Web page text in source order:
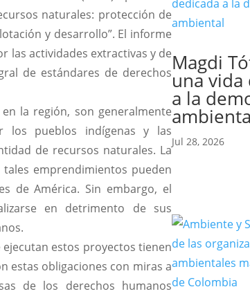
naturales: protección de
y desarrollo”. El informe
las actividades extractivas y de
de estándares de derechos
la región, son generalmente
los pueblos indígenas y las
de recursos naturales. La
emprendimientos pueden
de América. Sin embargo, el
en detrimento de sus
estos proyectos tienen
estas obligaciones con miras a
de los derechos humanos
Magdi
una vida
a la
Jul 28, 2026